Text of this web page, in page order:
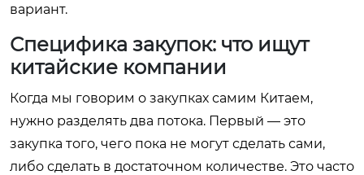
вариант.
Специфика закупок: что ищут
китайские компании
Когда мы говорим о закупках самим Китаем,
нужно разделять два потока. Первый — это
закупка того, чего пока не могут сделать сами,
либо сделать в достаточном количестве. Это часто